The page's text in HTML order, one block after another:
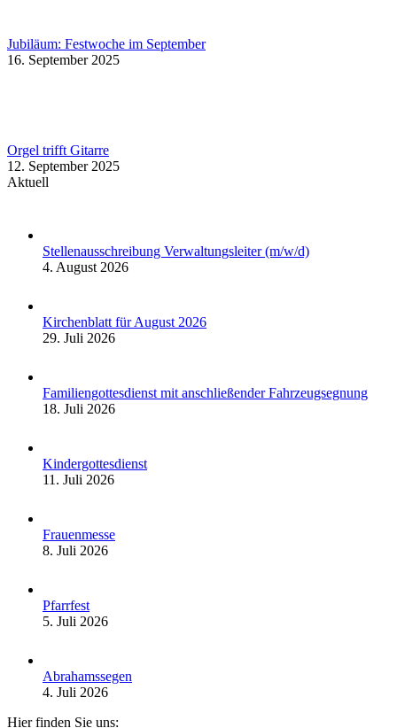
Jubiläum: Festwoche im September
16. September 2025
Orgel trifft Gitarre
12. September 2025
Aktuell
Stellenausschreibung Verwaltungsleiter (m/w/d)
4. August 2026
Kirchenblatt für August 2026
29. Juli 2026
Familiengottesdienst mit anschließender Fahrzeugsegnung
18. Juli 2026
Kindergottesdienst
11. Juli 2026
Frauenmesse
8. Juli 2026
Pfarrfest
5. Juli 2026
Abrahamssegen
4. Juli 2026
Hier finden Sie uns: